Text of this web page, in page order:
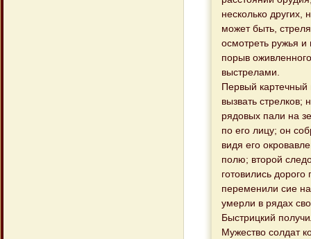
несколько
может быть,
осмотреть ружья и
порыв
выстрелами.
Первый картечный
вызвать стрелков;
рядовых пали на
по его лицу; он
видя его
полю; второй
готовились
переменили сие
умерли в рядах
Быстрицкий
Мужество солдат